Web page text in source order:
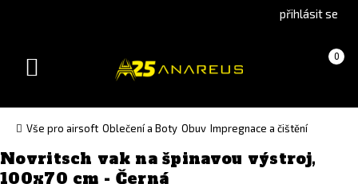
version(Slovak)
přihlásit se
Košík 0
(prázdný)
Toggle
Vše pro airsoft Oblečení a Boty Obuv Impregnace a čištění
Novritsch vak na špinavou výstroj,
100x70 cm - Černá